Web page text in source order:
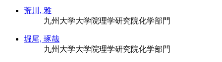
荒川, 雅
九州大学大学院理学研究院化学部門
堀尾, 琢哉
九州大学大学院理学研究院化学部門